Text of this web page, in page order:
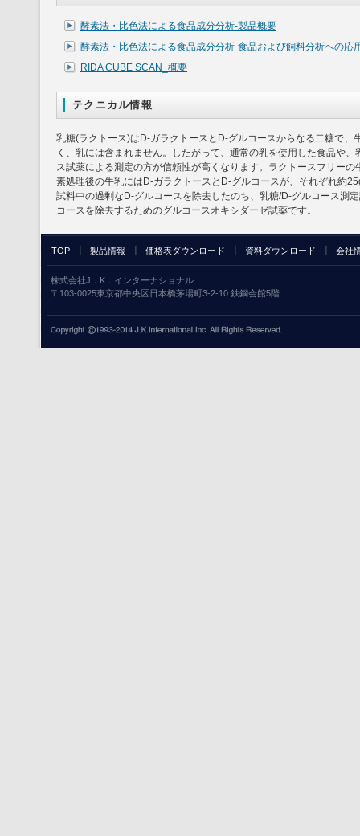
酵素法・比色法による食品成分分析-製品概要
酵素法・比色法による食品成分分析-食品および飼料分析への応
RIDA CUBE SCAN_概要
テクニカル情報
乳糖(ラクトース)はD-ガラクトースとD-グルコースからなる二糖で
く、乳には含まれません。したがって、通常の乳を使用した食品や
ス試薬による測定の方が信頼性が高くなります。ラクトースフリー
素処理後の牛乳にはD-ガラクトースとD-グルコースが、それぞれ約
試料中の過剰なD-グルコースを除去したのち、乳糖/D-グルコース測
コースを除去するためのグルコースオキシダーゼ試薬です。
TOP 製品情報 価格表ダウンロード 資料ダウンロード 会社
株式会社J．K．インターナショナル
〒103-0025東京都中央区日本橋茅場町3-2-10 鉄鋼会館5階